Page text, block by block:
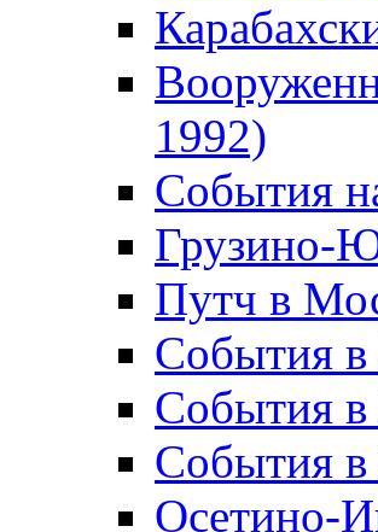
1992)
События
Грузино-
Путч в
События
События
События
Осетино-